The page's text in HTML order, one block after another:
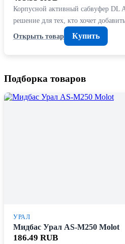
Корпусной активный сабвуфер DL
решение для тех, кто хочет
Открыть товар
Купить
Подборка товаров
УРАЛ
Мидбас Урал AS-M250 Molot
186.49 RUB